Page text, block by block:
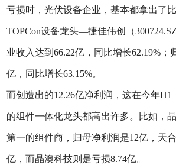
亏损时，光伏设备企业，基本都拿出了
TOPCon设备龙头—捷佳伟创（
业收入达到66.22亿，同比增长62.19%；
亿，同比增长63.15%。
而创造出的12.26亿净利润，这在今年H1
的组件一体化龙头都高出许多。比如，
第一的组件商，归母净利润是12亿，天
亿，而晶澳科技则是亏损8.74亿。